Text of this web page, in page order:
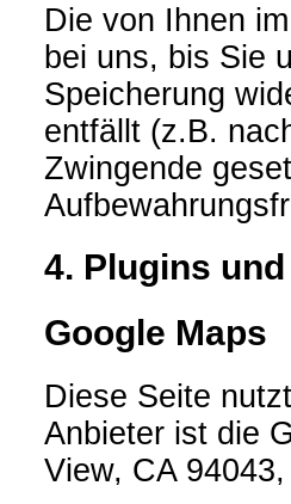
Die von Ihnen
bei uns, bis Sie
Speicherung
entfällt (z.B.
Zwingende
4. Plugins
Google Maps
Diese Seite
Anbieter ist die
View, CA